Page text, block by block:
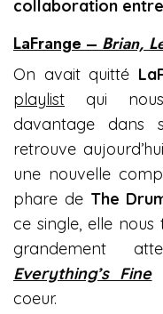
collaboration
LaFrange – Brian,
On avait quitté
playlist qui
davantage dans
retrouve
une nouvelle
phare de The
ce single, elle
grandement
Everything’s Fine
coeur.